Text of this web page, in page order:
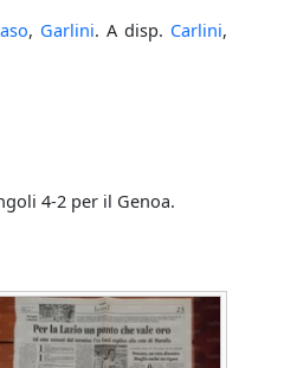
, Garlini. A disp. Carlini,
4-2 per il Genoa.